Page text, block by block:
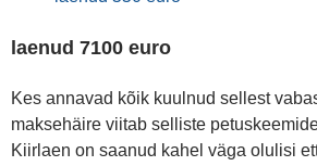
laenud 7100 euro
Kes annavad kõik kuulnud sellest
maksehäire viitab selliste
Kiirlaen on saanud kahel väga olulisi